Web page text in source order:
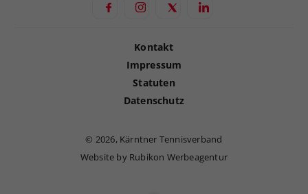
Kontakt
Impressum
Statuten
Datenschutz
© 2026, Kärntner Tennisverband
Website by Rubikon Werbeagentur